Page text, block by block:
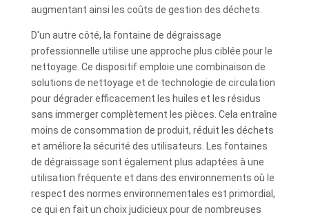
augmentant ainsi les coûts de gestion des déchets.
D'un autre côté, la fontaine de dégraissage
professionnelle utilise une approche plus ciblée pour le
nettoyage. Ce dispositif emploie une combinaison de
solutions de nettoyage et de technologie de circulation
pour dégrader efficacement les huiles et les résidus
sans immerger complètement les pièces. Cela entraîne
moins de consommation de produit, réduit les déchets
et améliore la sécurité des utilisateurs. Les fontaines
de dégraissage sont également plus adaptées à une
utilisation fréquente et dans des environnements où le
respect des normes environnementales est primordial,
ce qui en fait un choix judicieux pour de nombreuses